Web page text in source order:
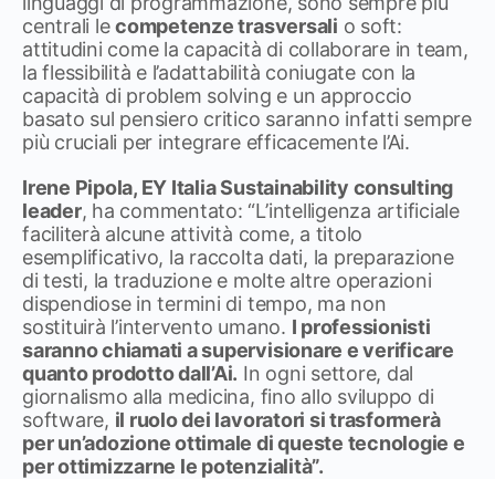
centrali lecompetenze trasversali o soft:
attitudini come la capacità di collaborare in team,
la flessibilità e l’adattabilità coniugate con la
capacità di problem solving e un approccio
basato sul pensiero critico saranno infatti sempre
più cruciali per integrare efficacemente l’Ai.
Irene Pipola, EY Italia Sustainability consulting
leader, ha commentato: “L’intelligenza artificiale
faciliterà alcune attività come, a titolo
esemplificativo, la raccolta dati, la preparazione
di testi, la traduzione e molte altre operazioni
dispendiose in termini di tempo, ma non
sostituirà l’intervento umano. I professionisti
saranno chiamati a supervisionare e verificare
quanto prodotto dall’Ai. In ogni settore, dal
giornalismo alla medicina, fino allo sviluppo di
software, il ruolo dei lavoratori si trasformerà
per un’adozione ottimale di queste tecnologie e
per ottimizzarne le potenzialità”.